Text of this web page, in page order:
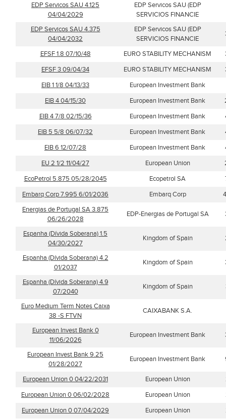
EDP Servicos SAU 4.125
04/04/2029
EDP Servicos SAU (EDP
SERVICIOS FINANCIE
EDP Servicos SAU 4.375
04/04/2032
EDP Servicos SAU (EDP
SERVICIOS FINANCIE
EFSF 1.8 07/10/48 EURO STABILITY MECHANISM
EFSF 3 09/04/34
EURO STABILITY MECHANISM
EIB 1 1/8 04/13/33
European Investment Bank
EIB 4 04/15/30
European Investment Bank
EIB 4 7/8 02/15/36
European Investment Bank
EIB 5 5/8 06/07/32
European Investment Bank
EIB 6 12/07/28
European Investment Bank
EU 2 1/2 11/04/27
European Union
EcoPetrol 5.875 05/28/2045
Ecopetrol SA
Embarq Corp 7.995 6/01/2036
Embarq Corp
Energias de Portugal SA 3.875
06/26/2028
EDP-Energias de Portugal SA
Espanha (Dívida Soberana) 1.5
04/30/2027
Kingdom of Spain
Espanha (Dívida Soberana) 4.2
01/2037
Kingdom of Spain
Espanha (Dívida Soberana) 4.9
07/2040
Kingdom of Spain
Euro Medium Term Notes Caixa
38 -S FTVN
CAIXABANK S.A.
European Invest Bank 0
11/06/2026
European Investment Bank
European Invest Bank 9.25
01/28/2027
European Investment Bank
European Union 0 04/22/2031 European Union
European Union 0 06/02/2028
European Union
European Union 0 07/04/2029
European Union